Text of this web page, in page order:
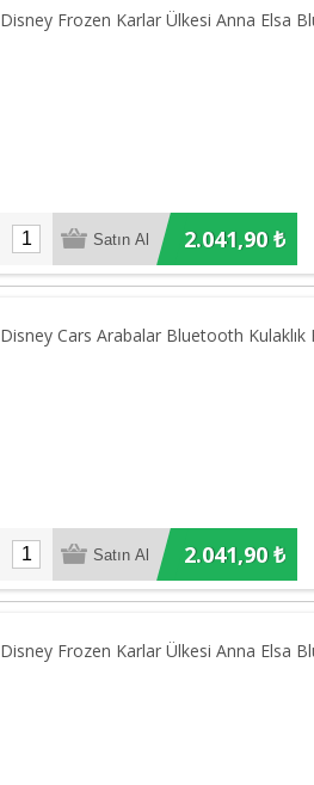
Disney Frozen Karlar Ülkesi Anna Elsa
2.041,90 ₺
Disney Cars Arabalar Bluetooth Kulaklık
2.041,90 ₺
Disney Frozen Karlar Ülkesi Anna Elsa